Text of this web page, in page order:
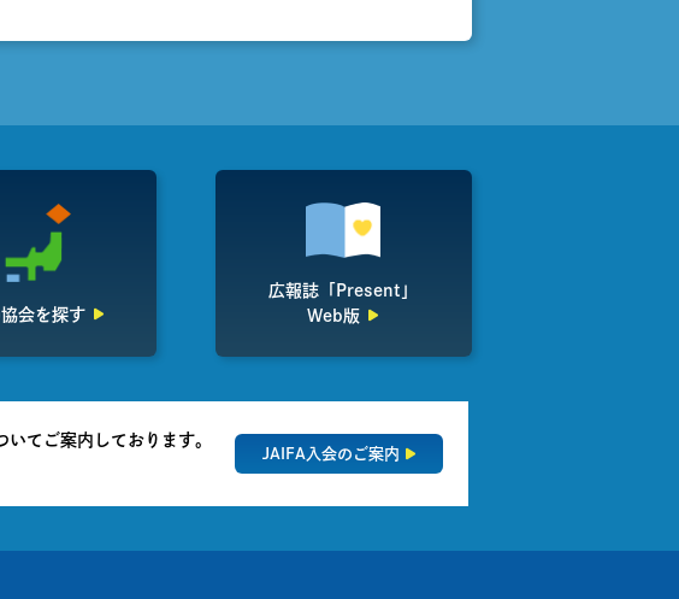
会を探す
広報誌「Present」
Web版
てご案内しております。
JAIFA入会のご案内